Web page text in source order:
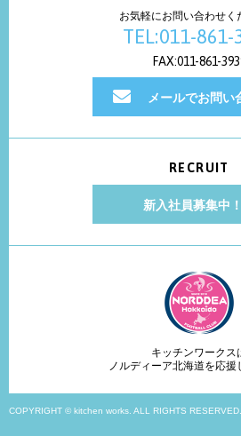
お気軽にお問い合わせく
TEL:011-861-
FAX:011-861-
メールでお問い
RECRUIT
新入社員募集中
キッチンワークス
ノルディーア北海道を応援
COPYRIGHT © kitchen works. ALL RIGHTS RESERVED.